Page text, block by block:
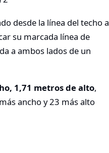
desde la línea del techo a
su marcada línea de
a ambos lados de un
1,71 metros de alto,
ancho y 23 más alto